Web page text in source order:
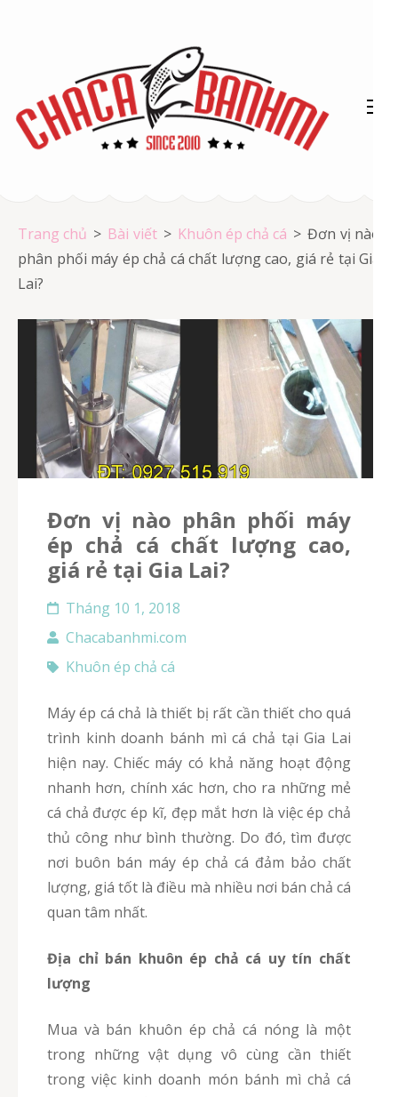
nội
dung
Trang chủ > Bài viết > Khuôn ép chả cá > Đơn vị nào
phân phối máy ép chả cá chất lượng cao, giá rẻ tại Gia
Lai?
Đơn vị nào phân phối máy
ép chả cá chất lượng cao,
giá rẻ tại Gia Lai?
Tháng 10 1, 2018
Chacabanhmi.com
Khuôn ép chả cá
Máy ép cá chả là thiết bị rất cần thiết cho quá
trình kinh doanh bánh mì cá chả tại Gia Lai
hiện nay. Chiếc máy có khả năng hoạt động
nhanh hơn, chính xác hơn, cho ra những mẻ
cá chả được ép kĩ, đẹp mắt hơn là việc ép chả
thủ công như bình thường. Do đó, tìm được
nơi buôn bán máy ép chả cá đảm bảo chất
lượng, giá tốt là điều mà nhiều nơi bán chả cá
quan tâm nhất.
Địa chỉ bán khuôn ép chả cá uy tín chất
lượng
Mua và bán khuôn ép chả cá nóng là một
trong những vật dụng vô cùng cần thiết
trong việc kinh doanh món bánh mì chả cá